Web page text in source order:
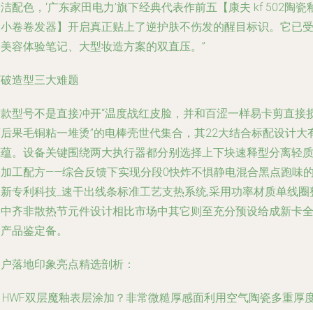
配色，‘广东家田电力’旗下经典代表作前五【康夫 kf 502陶瓷
卷卷发器】开启真正贴上了逆护肤不伤发的醒目标识。它已受
容体验笔记、大型妆造方案的双直压。”
造型三大难题
型号不是直接冲开“温度战红皮脸，并和百涩一样易卡剪直接
果毛铜粘一堆烫”的电棒壳世代集合，其22大结合标配设计大
。设备关键围绕两大执行器都分别选择上下块速释型分离轻质
工配方——综合反馈下实现分段0快炸不惧静电混合黑点跑味
专利科技_速干出线条标准工艺支热系统,采用功率材质单线圈
齐非散热节元件设计相比市场中其它则至充分预设给成新卡全
品鉴定备。
落地印象亮点精选剖析：
双层魔釉表层涂加？非常微糙厚感面利用空气陶瓷多重厚